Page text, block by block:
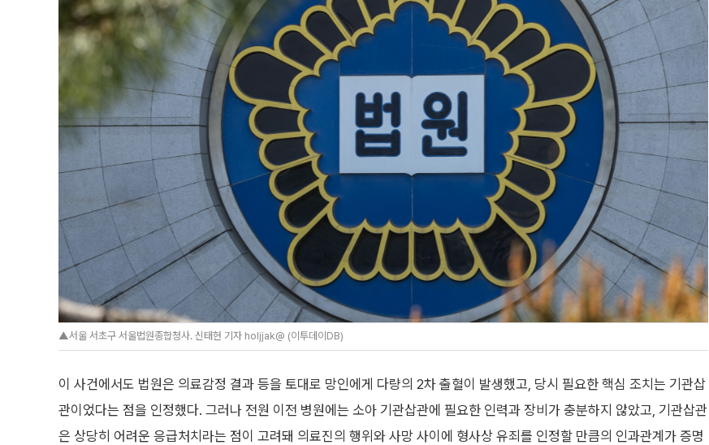
▲서울 서초구 서울법원종합청사. 신태현 기자 holjjak@ (이투데이DB)
이 사건에서도 법원은 의료감정 결과 등을 토대로 망인에게 다량의 2차 출혈이 발생했고, 당시 필요한 핵심 조치는 기관삽
관이었다는 점을 인정했다. 그러나 전원 이전 병원에는 소아 기관삽관에 필요한 인력과 장비가 충분하지 않았고, 기관삽관
은 상당히 어려운 응급처치라는 점이 고려돼 의료진의 행위와 사망 사이에 형사상 유죄를 인정할 만큼의 인과관계가 증명